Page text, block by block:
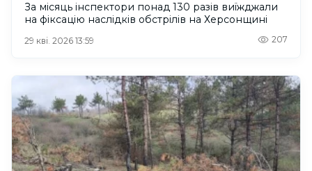
За місяць інспектори понад 130 разів виїжджали
на фіксацію наслідків обстрілів на Херсонщині
29 кві. 2026 13:59 207